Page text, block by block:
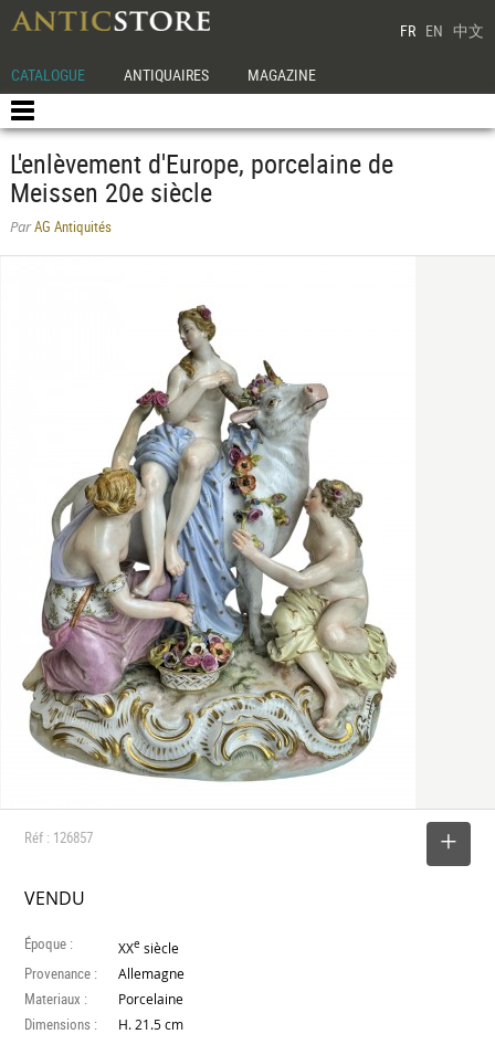
FR EN 中文
CATALOGUE ANTIQUAIRES MAGAZINE
L'enlèvement d'Europe, porcelaine de
Meissen 20e siècle
ParAG Antiquités
Réf : 126857
VENDU
Époque : XXe siècle
Provenance : Allemagne
Materiaux : Porcelaine
Dimensions : H. 21.5 cm